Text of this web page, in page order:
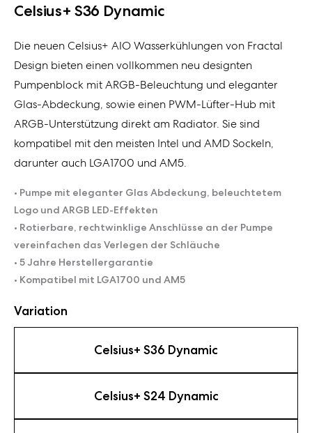
Celsius+ S36 Dynamic
Die neuen Celsius+ AIO Wasserkühlungen von Fractal
Design bieten einen vollkommen neu designten
Pumpenblock mit ARGB-Beleuchtung und eleganter
Glas-Abdeckung, sowie einen PWM-Lüfter-Hub mit
ARGB-Unterstützung direkt am Radiator. Sie sind
kompatibel mit den meisten Intel und AMD Sockeln,
darunter auch LGA1700 und AM5.
• Pumpe mit eleganter Glas Abdeckung, beleuchtetem
Logo und ARGB LED-Effekten
• Rotierbare, rechtwinklige Anschlüsse an der Pumpe
vereinfachen das Verlegen der Schläuche
• 5 Jahre Herstellergarantie
• Kompatibel mit LGA1700 und AM5
Variation
Celsius+ S36 Dynamic
Celsius+ S24 Dynamic